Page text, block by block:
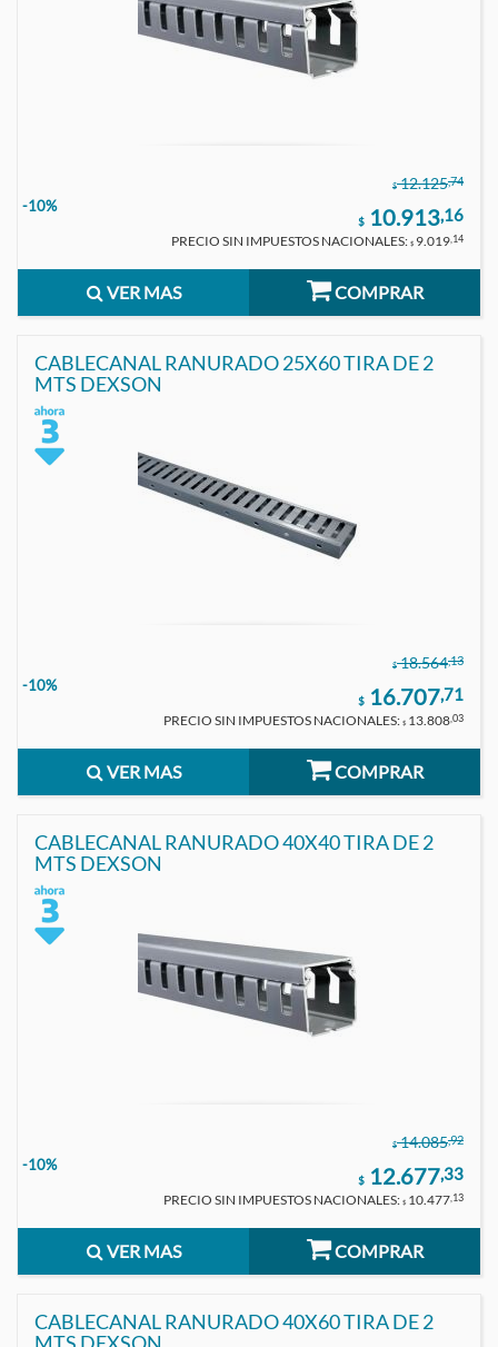
$ 12.125,74
-10%
$ 10.913,16
PRECIO SIN IMPUESTOS NACIONALES: $ 9.019,14
VER MAS COMPRAR
CABLECANAL RANURADO 25X60 TIRA DE 2
MTS DEXSON
$ 18.564,13
-10%
$ 16.707,71
PRECIO SIN IMPUESTOS NACIONALES: $ 13.808,03
VER MAS COMPRAR
CABLECANAL RANURADO 40X40 TIRA DE 2
MTS DEXSON
$ 14.085,92
-10%
$ 12.677,33
PRECIO SIN IMPUESTOS NACIONALES: $ 10.477,13
VER MAS COMPRAR
CABLECANAL RANURADO 40X60 TIRA DE 2